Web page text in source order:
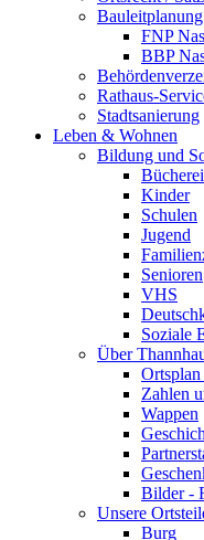
Bauleitplanung
FNP
BBP
Rathaus-
Stadtsanierung
Leben & Wohnen
Bildung und
Bücherei
Kinder
Schulen
Jugend
Senioren
VHS
Soziale
Über
Zahlen
Wappen
Bilder -
Unsere
Burg